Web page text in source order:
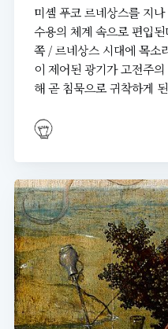
미셸 푸코 르네상스를 지
수용의 체계 속으로 편입
쪽 / 르네상스 시대에 목소
이 제어된 광기가 고전주
해 곧 침묵으로 귀착하게